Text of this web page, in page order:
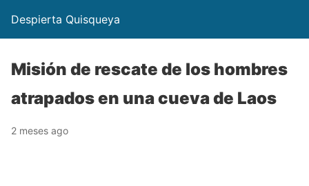
Despierta Quisqueya
Misión de rescate de los hombres
atrapados en una cueva de Laos
2 meses ago